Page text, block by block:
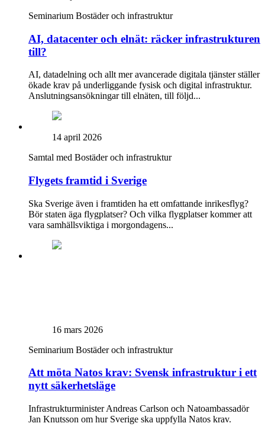
Seminarium Bostäder och infrastruktur
AI, datacenter och elnät: räcker infrastrukturen
till?
AI, datadelning och allt mer avancerade digitala tjänster ställer
ökade krav på underliggande fysisk och digital infrastruktur.
Anslutningsansökningar till elnäten, till följd...
14 april 2026
Samtal med Bostäder och infrastruktur
Flygets framtid i Sverige
Ska Sverige även i framtiden ha ett omfattande inrikesflyg?
Bör staten äga flygplatser? Och vilka flygplatser kommer att
vara samhällsviktiga i morgondagens...
16 mars 2026
Seminarium Bostäder och infrastruktur
Att möta Natos krav: Svensk infrastruktur i ett
nytt säkerhetsläge
Infrastrukturminister Andreas Carlson och Natoambassadör
Jan Knutsson om hur Sverige ska uppfylla Natos krav.